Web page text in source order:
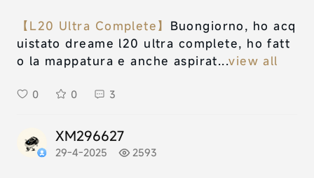
【L20 Ultra Complete】 Buongiorno, ho acq
uistato dreame l20 ultra complete, ho fatt
o la mappatura e anche aspirat...view all
0 0 3
XM296627
29-4-2025 2593